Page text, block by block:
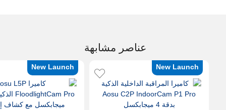
عناصر مشابهة
New Launch
New Launch